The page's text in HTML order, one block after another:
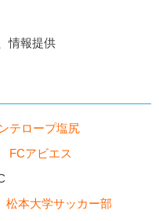
、情報提供
テロープ塩尻
FCアビエス
松本大学サッカー部